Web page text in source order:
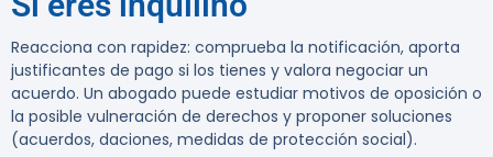
Reacciona con rapidez: comprueba la notificación, aporta
justificantes de pago si los tienes y valora negociar un
acuerdo. Un abogado puede estudiar motivos de oposición o
la posible vulneración de derechos y proponer soluciones
(acuerdos, daciones, medidas de protección social).